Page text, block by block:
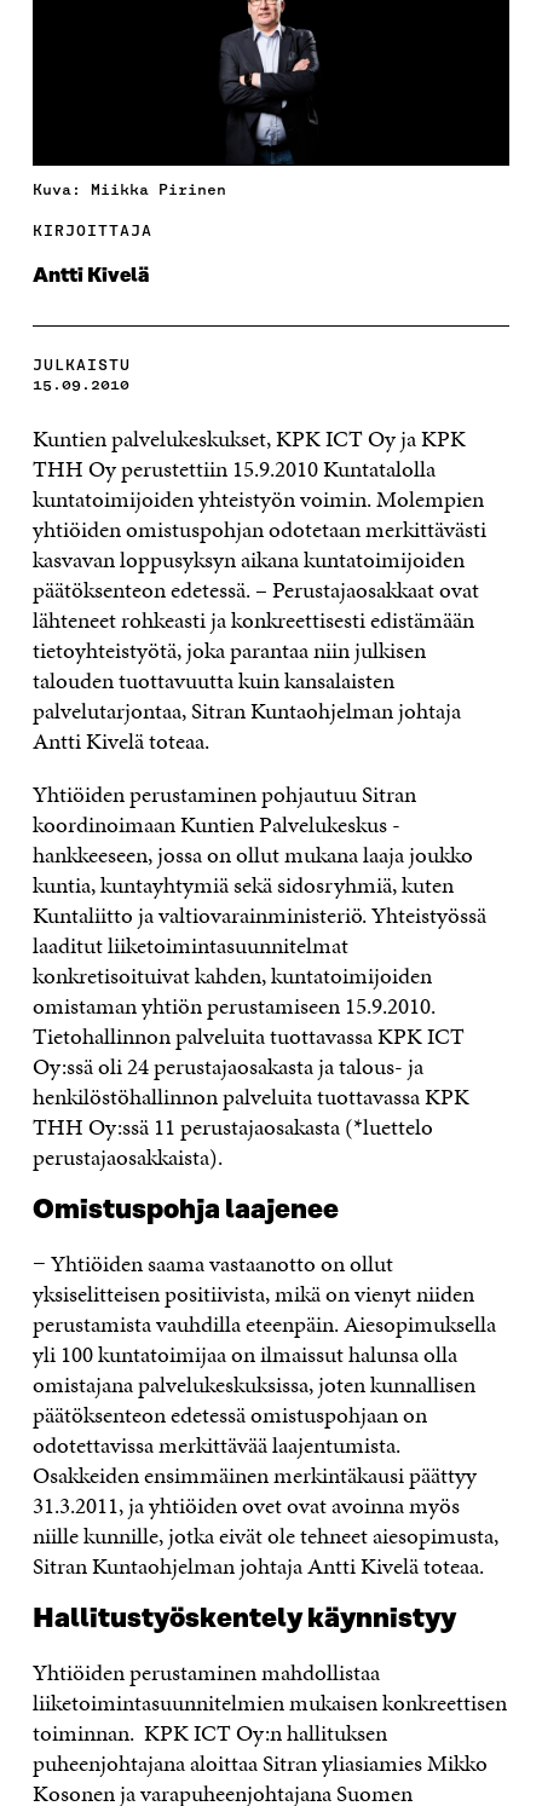
Kuva: Miikka Pirinen
KIRJOITTAJA
Antti Kivelä
JULKAISTU
15.09.2010
Kuntien palvelukeskukset, KPK ICT Oy ja KPK
THH Oy perustettiin 15.9.2010 Kuntatalolla
kuntatoimijoiden yhteistyön voimin. Molempien
yhtiöiden omistuspohjan odotetaan merkittävästi
kasvavan loppusyksyn aikana kuntatoimijoiden
päätöksenteon edetessä. – Perustajaosakkaat ovat
lähteneet rohkeasti ja konkreettisesti edistämään
tietoyhteistyötä, joka parantaa niin julkisen
talouden tuottavuutta kuin kansalaisten
palvelutarjontaa, Sitran Kuntaohjelman johtaja
Antti Kivelä toteaa.
Yhtiöiden perustaminen pohjautuu Sitran
koordinoimaan Kuntien Palvelukeskus -
hankkeeseen, jossa on ollut mukana laaja joukko
kuntia, kuntayhtymiä sekä sidosryhmiä, kuten
Kuntaliitto ja valtiovarainministeriö. Yhteistyössä
laaditut liiketoimintasuunnitelmat
konkretisoituivat kahden, kuntatoimijoiden
omistaman yhtiön perustamiseen 15.9.2010.
Tietohallinnon palveluita tuottavassa KPK ICT
Oy:ssä oli 24 perustajaosakasta ja talous- ja
henkilöstöhallinnon palveluita tuottavassa KPK
THH Oy:ssä 11 perustajaosakasta (*luettelo
perustajaosakkaista).
Omistuspohja laajenee
− Yhtiöiden saama vastaanotto on ollut
yksiselitteisen positiivista, mikä on vienyt niiden
perustamista vauhdilla eteenpäin. Aiesopimuksella
yli 100 kuntatoimijaa on ilmaissut halunsa olla
omistajana palvelukeskuksissa, joten kunnallisen
päätöksenteon edetessä omistuspohjaan on
odotettavissa merkittävää laajentumista.
Osakkeiden ensimmäinen merkintäkausi päättyy
31.3.2011, ja yhtiöiden ovet ovat avoinna myös
niille kunnille, jotka eivät ole tehneet aiesopimusta,
Sitran Kuntaohjelman johtaja Antti Kivelä toteaa.
Hallitustyöskentely käynnistyy
Yhtiöiden perustaminen mahdollistaa
liiketoimintasuunnitelmien mukaisen konkreettisen
toiminnan. KPK ICT Oy:n hallituksen
puheenjohtajana aloittaa Sitran yliasiamies Mikko
Kosonen ja varapuheenjohtajana Suomen